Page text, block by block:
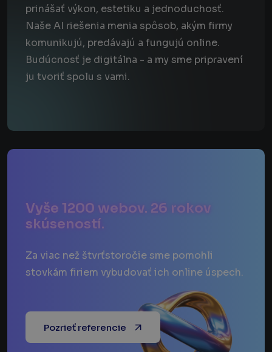
prinášať výkon, estetiku a jednoduchosť.
Naše AI riešenia menia spôsob, akým firmy
komunikujú, predávajú a fungujú online.
Budúcnosť je digitálna - a my sme pripravení
ju tvoriť spolu s vami.
Vyše 1200 webov. 26 rokov
skúseností.
Za viac než štvrťstoročie sme pomohli
stovkám firiem vybudovať ich online úspech.
Pozrieť referencie